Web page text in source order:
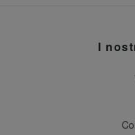
I